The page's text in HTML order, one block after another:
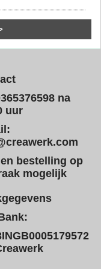
na
uur
bestelling op
mogelijk